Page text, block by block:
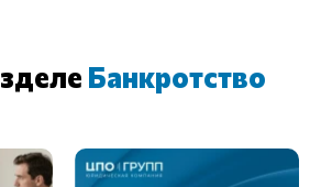
Банкротство